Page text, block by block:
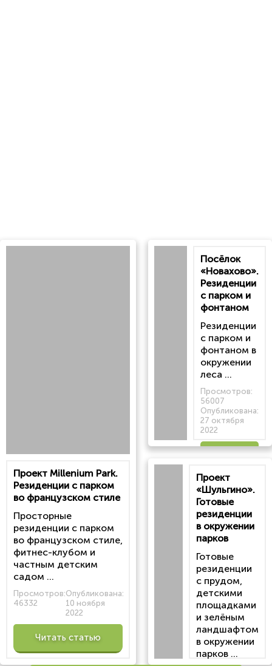
Проект Millenium Park.
Резиденции с парком
во французском стиле
Просторные
резиденции с парком
во французском стиле,
фитнес-клубом и
частным детским
садом ...
Просмотров:
46332
Опубликована:
10 ноября
2022
Читать статью
Посёлок
«Новахово».
Резиденции
с парком и
фонтаном
Резиденции
с парком и
фонтаном в
окружении
леса ...
Просмотров:
56007
Опубликована:
27 октября
2022
статью
Проект
«Шульгино».
Готовые
резиденции
в окружении
парков
Готовые
резиденции
с прудом,
детскими
площадками
и зелёным
ландшафтом
в окружении
парков ...